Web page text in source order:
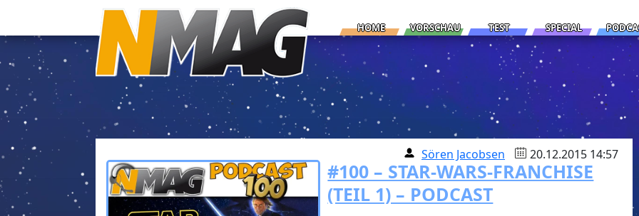
HOME VORSCHAU TEST SPECIAL
Sören Jacobsen 20.12.2015 14:57
#100 – STAR-WARS-FRANCHISE
(TEIL 1) – PODCAST